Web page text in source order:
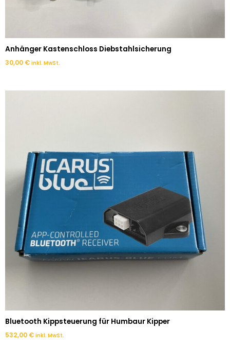
Anhänger Kastenschloss Diebstahlsicherung
30,00 € inkl. MwSt.
Bluetooth Kippsteuerung für Humbaur Kipper
532,00 € inkl. MwSt.